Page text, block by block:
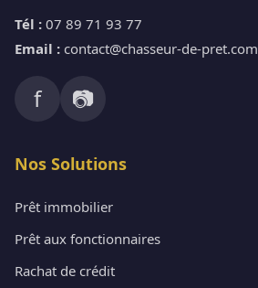
Tél : 07 89 71 93 77
Email : contact@chasseur-de-pret.com
f 📷
Nos Solutions
Prêt immobilier
Prêt aux fonctionnaires
Rachat de crédit